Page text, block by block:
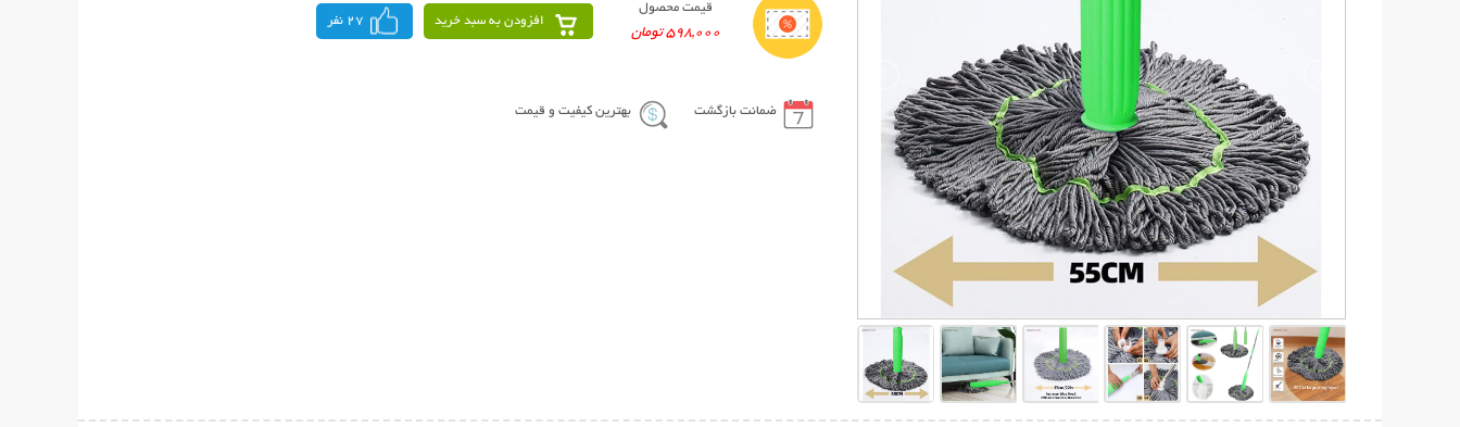
قیمت محصول
598,000 تومان
افزودن به سبد خرید 27 نفر
ضمانت بازگشت بهترین کیفیت و قیمت